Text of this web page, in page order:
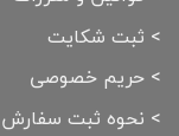
> ثبت شکایت
> حریم خصوصی
> نحوه ثبت سفارش